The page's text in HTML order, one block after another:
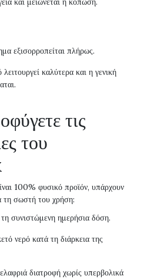
εξισορροπείται πλήρως.
καλύτερα και η γενική
τις
του
100% φυσικό προϊόν, υπάρχουν
τη σωστή του χρήση:
συνιστώμενη ημερήσια δόση.
νερό κατά τη διάρκεια της
διατροφή χωρίς υπερβολικά